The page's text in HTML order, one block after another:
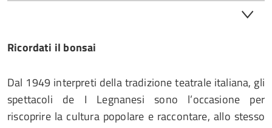
Ricordati il bonsai
Dal 1949 interpreti della tradizione teatrale italiana, gli
spettacoli de I Legnanesi sono l’occasione per
riscoprire la cultura popolare e raccontare, allo stesso